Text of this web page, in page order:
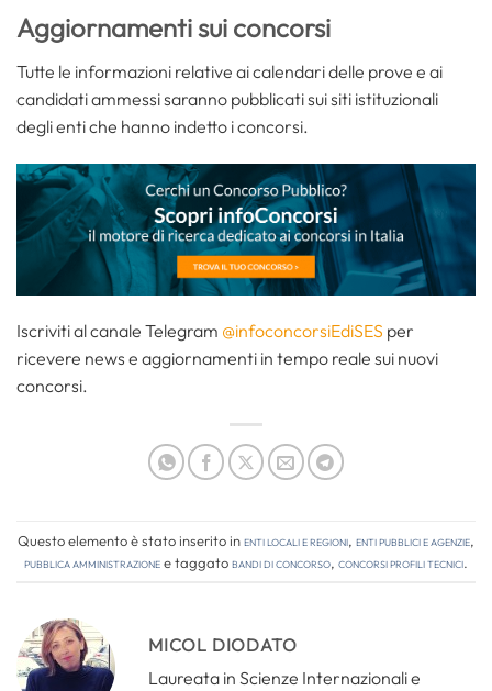
Aggiornamenti sui concorsi
Tutte le informazioni relative ai calendari delle prove e ai
candidati ammessi saranno pubblicati sui siti istituzionali
degli enti che hanno indetto i concorsi.
Iscriviti al canale Telegram @infoconcorsiEdiSES per
ricevere news e aggiornamenti in tempo reale sui nuovi
concorsi.
Questo elemento è stato inserito inEnti locali e regioni, Enti pubblici e agenzie,
Pubblica amministrazionee taggatobandi di concorso, concorsi profili tecnici.
MICOL DIODATO
Laureata in Scienze Internazionali e